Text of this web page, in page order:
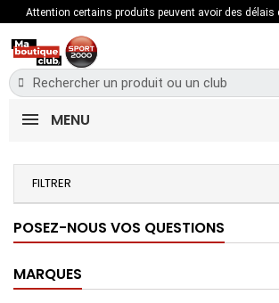
Attention certains produits peuvent avoir des
MENU
FILTRER
POSEZ-NOUS VOS QUESTIONS
MARQUES